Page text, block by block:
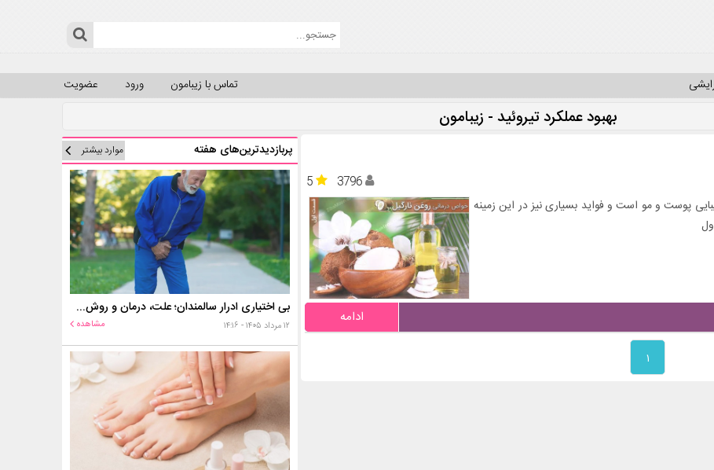
عضویت ورود تماس با زیبامون
بهبود عملکرد تیروئید - زیبامون
5
3796
پوست و مو است و فواید بسیاری نیز در این زمینه
ادامه
۱
پربازدیدترین‌های هفته موارد بیشتر
بی اختیاری ادرار سالمندان؛ علت، درمان و روش‌های کنترل در منزل
۱۲ مرداد ۱۴۰۵ - ۱۴:۱۶ مشاهده